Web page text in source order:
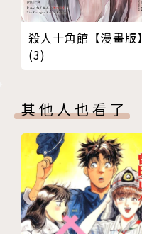
殺人十角館【漫畫版】
(3)
其他人也看了